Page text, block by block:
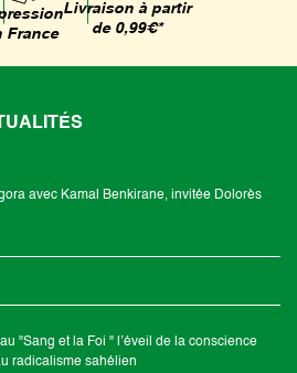
France
Livraison à partir
de 0,99€*
avec Kamal Benkirane, invitée Dolorès
"Sang et la Foi " l’éveil de la conscience
radicalisme sahélien